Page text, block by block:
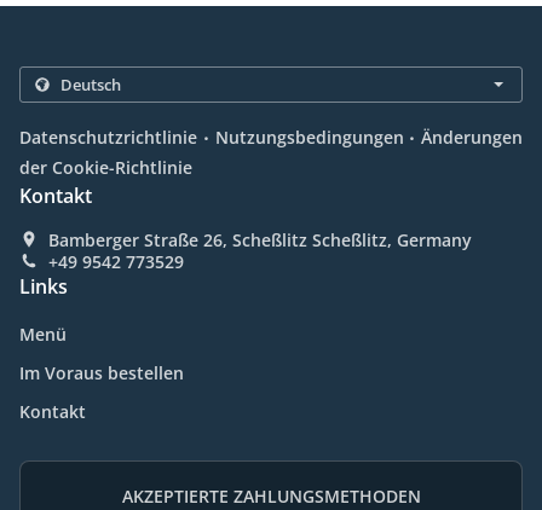
Datenschutzrichtlinie . Nutzungsbedingungen . Änderungen
der Cookie-Richtlinie
Kontakt
Bamberger Straße 26, Scheßlitz Scheßlitz, Germany
+49 9542 773529
Links
Menü
Im Voraus bestellen
Kontakt
AKZEPTIERTE ZAHLUNGSMETHODEN